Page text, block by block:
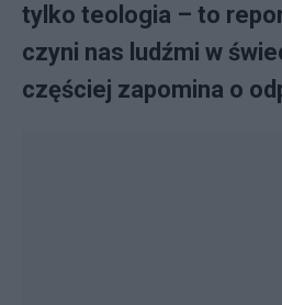
tylko teologia – to
czyni nas ludźmi w
częściej zapomina o